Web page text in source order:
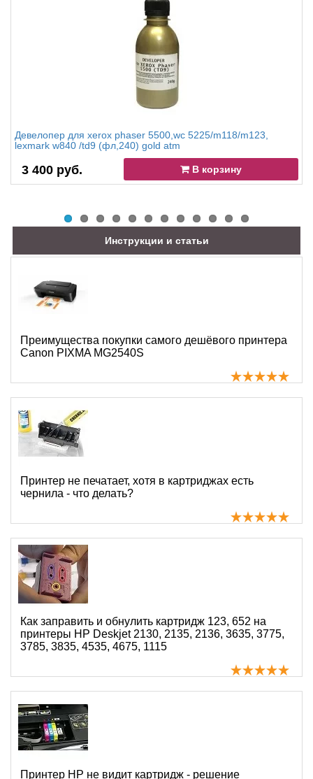
Девелопер для xerox phaser 5500,wc 5225/m118/m123,
lexmark w840 /td9 (фл,240) gold atm
3 400 руб. В корзину
Инструкции и статьи
Преимущества покупки самого дешёвого принтера
Canon PIXMA MG2540S
Принтер не печатает, хотя в картриджах есть
чернила - что делать?
Как заправить и обнулить картридж 123, 652 на
принтеры HP Deskjet 2130, 2135, 2136, 3635, 3775,
3785, 3835, 4535, 4675, 1115
Принтер HP не видит картридж - решение